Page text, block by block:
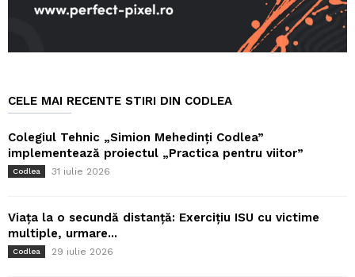
CELE MAI RECENTE STIRI DIN CODLEA
Colegiul Tehnic „Simion Mehedinți Codlea”
implementează proiectul „Practica pentru viitor”
Codlea 31 iulie 2026
Viața la o secundă distanță: Exercițiu ISU cu victime
multiple, urmare...
Codlea 29 iulie 2026